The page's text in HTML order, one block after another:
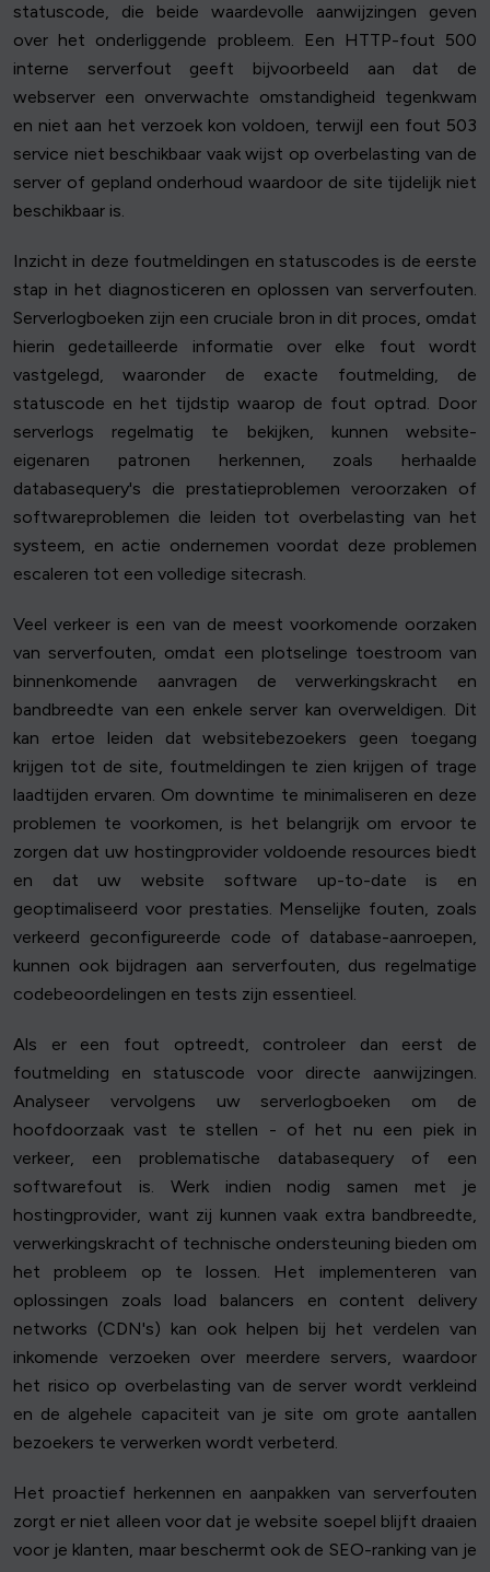
statuscode, die beide waardevolle aanwijzingen geven
over het onderliggende probleem. Een HTTP-fout 500
interne serverfout geeft bijvoorbeeld aan dat de
webserver een onverwachte omstandigheid tegenkwam
en niet aan het verzoek kon voldoen, terwijl een fout 503
service niet beschikbaar vaak wijst op overbelasting van de
server of gepland onderhoud waardoor de site tijdelijk niet
beschikbaar is.
Inzicht in deze foutmeldingen en statuscodes is de eerste
stap in het diagnosticeren en oplossen van serverfouten.
Serverlogboeken zijn een cruciale bron in dit proces, omdat
hierin gedetailleerde informatie over elke fout wordt
vastgelegd, waaronder de exacte foutmelding, de
statuscode en het tijdstip waarop de fout optrad. Door
serverlogs regelmatig te bekijken, kunnen website-
eigenaren patronen herkennen, zoals herhaalde
databasequery's die prestatieproblemen veroorzaken of
softwareproblemen die leiden tot overbelasting van het
systeem, en actie ondernemen voordat deze problemen
escaleren tot een volledige sitecrash.
Veel verkeer is een van de meest voorkomende oorzaken
van serverfouten, omdat een plotselinge toestroom van
binnenkomende aanvragen de verwerkingskracht en
bandbreedte van een enkele server kan overweldigen. Dit
kan ertoe leiden dat websitebezoekers geen toegang
krijgen tot de site, foutmeldingen te zien krijgen of trage
laadtijden ervaren. Om downtime te minimaliseren en deze
problemen te voorkomen, is het belangrijk om ervoor te
zorgen dat uw hostingprovider voldoende resources biedt
en dat uw website software up-to-date is en
geoptimaliseerd voor prestaties. Menselijke fouten, zoals
verkeerd geconfigureerde code of database-aanroepen,
kunnen ook bijdragen aan serverfouten, dus regelmatige
codebeoordelingen en tests zijn essentieel.
Als er een fout optreedt, controleer dan eerst de
foutmelding en statuscode voor directe aanwijzingen.
Analyseer vervolgens uw serverlogboeken om de
hoofdoorzaak vast te stellen - of het nu een piek in
verkeer, een problematische databasequery of een
softwarefout is. Werk indien nodig samen met je
hostingprovider, want zij kunnen vaak extra bandbreedte,
verwerkingskracht of technische ondersteuning bieden om
het probleem op te lossen. Het implementeren van
oplossingen zoals load balancers en content delivery
networks (CDN's) kan ook helpen bij het verdelen van
inkomende verzoeken over meerdere servers, waardoor
het risico op overbelasting van de server wordt verkleind
en de algehele capaciteit van je site om grote aantallen
bezoekers te verwerken wordt verbeterd.
Het proactief herkennen en aanpakken van serverfouten
zorgt er niet alleen voor dat je website soepel blijft draaien
voor je klanten, maar beschermt ook de SEO-ranking van je